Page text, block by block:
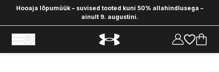
Hooaja lõpumüük – suvised tooted kuni 50% allahindlusega –
ainult 9. augustini.